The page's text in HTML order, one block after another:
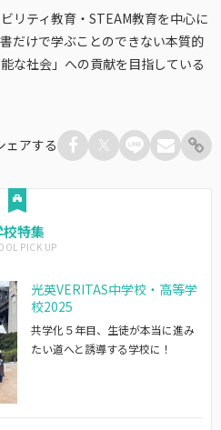
リティ教育・STEAM教育を中心に
だけで学ぶことのできない本質的
な社会」への貢献を目指している
ェアする
校特集
光英VERITAS中学校・高等学
校2025
共学化５年目、生徒が本当に進み
たい道へと誘導する学校に！